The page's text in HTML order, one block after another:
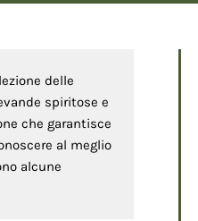
delle
spiritose e
che garantisce
al meglio
alcune